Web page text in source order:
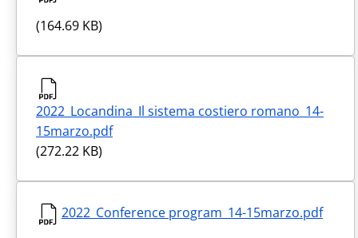
(164.69 KB)
2022_Locandina_Il sistema costiero romano_14-
15marzo.pdf
(272.22 KB)
2022_Conference program_14-15marzo.pdf